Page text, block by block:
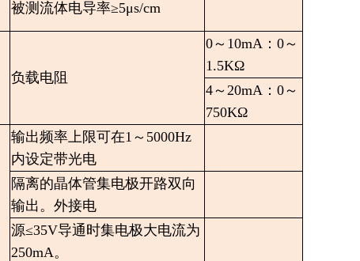
被测流体电导率≥5μs/cm
负载电阻
0～10mA：0～
1.5KΩ
4～20mA：0～
750KΩ
输出频率上限可在1～5000Hz
内设定带光电
隔离的晶体管集电极开路双向
输出。外接电
源≤35V导通时集电极大电流为
250mA。